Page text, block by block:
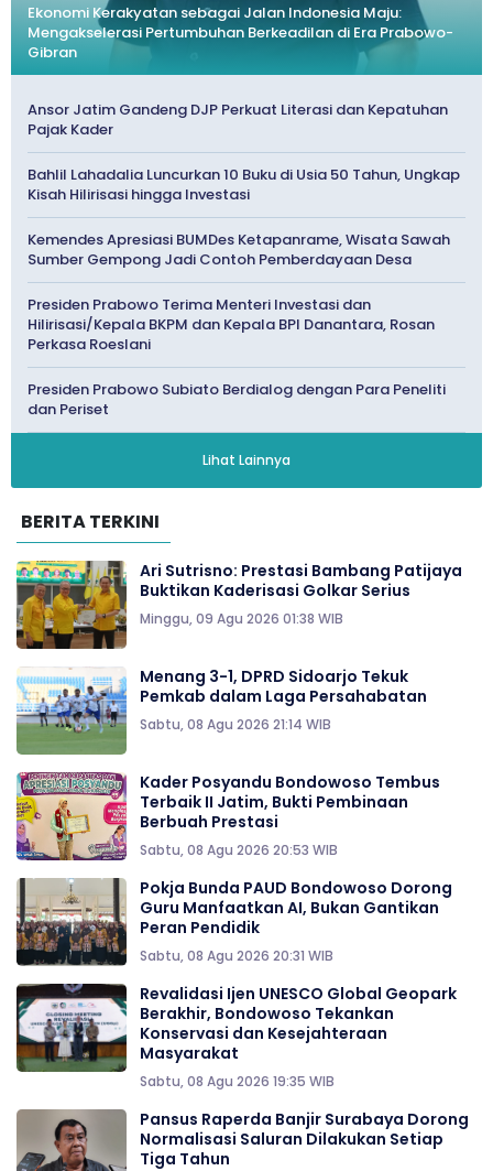
Ekonomi Kerakyatan sebagai Jalan Indonesia Maju:
Mengakselerasi Pertumbuhan Berkeadilan di Era Prabowo-
Gibran
Ansor Jatim Gandeng DJP Perkuat Literasi dan Kepatuhan
Pajak Kader
Bahlil Lahadalia Luncurkan 10 Buku di Usia 50 Tahun, Ungkap
Kisah Hilirisasi hingga Investasi
Kemendes Apresiasi BUMDes Ketapanrame, Wisata Sawah
Sumber Gempong Jadi Contoh Pemberdayaan Desa
Presiden Prabowo Terima Menteri Investasi dan
Hilirisasi/Kepala BKPM dan Kepala BPI Danantara, Rosan
Perkasa Roeslani
Presiden Prabowo Subiato Berdialog dengan Para Peneliti
dan Periset
Lihat Lainnya
BERITA TERKINI
Ari Sutrisno: Prestasi Bambang Patijaya
Buktikan Kaderisasi Golkar Serius
Minggu, 09 Agu 2026 01:38 WIB
Menang 3-1, DPRD Sidoarjo Tekuk
Pemkab dalam Laga Persahabatan
Sabtu, 08 Agu 2026 21:14 WIB
Kader Posyandu Bondowoso Tembus
Terbaik II Jatim, Bukti Pembinaan
Berbuah Prestasi
Sabtu, 08 Agu 2026 20:53 WIB
Pokja Bunda PAUD Bondowoso Dorong
Guru Manfaatkan AI, Bukan Gantikan
Peran Pendidik
Sabtu, 08 Agu 2026 20:31 WIB
Revalidasi Ijen UNESCO Global Geopark
Berakhir, Bondowoso Tekankan
Konservasi dan Kesejahteraan
Masyarakat
Sabtu, 08 Agu 2026 19:35 WIB
Pansus Raperda Banjir Surabaya Dorong
Normalisasi Saluran Dilakukan Setiap
Tiga Tahun